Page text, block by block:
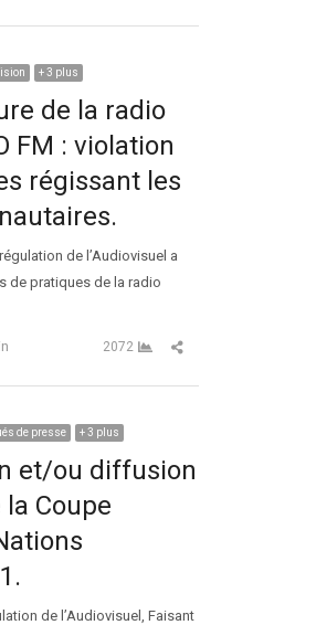
+ 3 plus
de la radio
FM : violation
régissant les
de l’Audiovisuel a
de pratiques de la radio
2072 Partager cet article
de presse + 3 plus
et/ou diffusion
Coupe
de l’Audiovisuel, Faisant